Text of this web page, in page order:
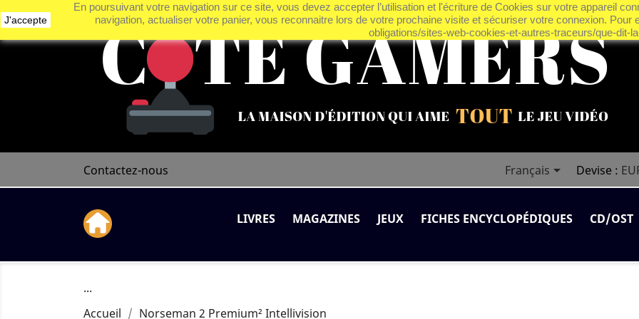
Contactez-nous Français Devise :
LIVRES MAGAZINES JEUX FICHES ENCYCLOPÉDIQUES CD/OST
...
Accueil
Norseman 2 Premium² Intellivision
J'accepte
En poursuivant votre navigation sur ce site, vous devez accepter l’utilisation et l'écriture de Cookies sur votre appareil
navigation, actualiser votre panier, vous reconnaitre lors de votre prochaine visite et sécuriser votre connexion.
obligations/sites-web-cookies-et-autres-traceurs/que-dit-